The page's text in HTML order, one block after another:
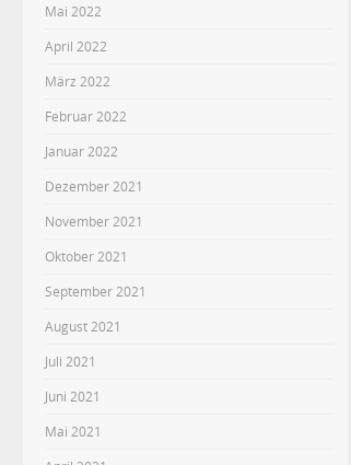
Mai 2022
April 2022
März 2022
Februar 2022
Januar 2022
Dezember 2021
November 2021
Oktober 2021
September 2021
August 2021
Juli 2021
Juni 2021
Mai 2021